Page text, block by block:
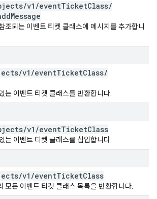
/v1 /eventTicketClass/
Message
조되는 이벤트 티켓 클래스에 메시지를 추가합니
/v1 /eventTicketClass/
는 이벤트 티켓 클래스를 반환합니다.
/v1 /eventTicketClass
는 이벤트 티켓 클래스를 삽입합니다.
/v1 /eventTicketClass
모든 이벤트 티켓 클래스 목록을 반환합니다.